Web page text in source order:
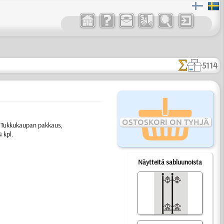
5114
OSTOSKORI ON TYHJÄ
Näytteitä sabluunoista
pakkaus,
kpl.